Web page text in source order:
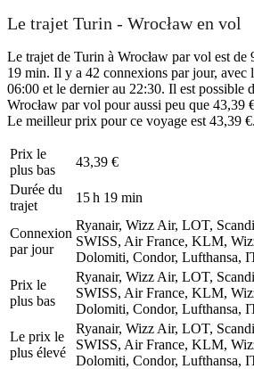
Le trajet Turin - Wrocław en vol
Le trajet de Turin à Wrocław par vol est de
19 min. Il y a 42 connexions par jour, avec
06:00 et le dernier au 22:30. Il est possible
Wrocław par vol pour aussi peu que 43,39
Le meilleur prix pour ce voyage est 43,39 €.
Prix ​​le
plus bas
43,39 €
Durée du
trajet
15 h 19 min
Connexion
par jour
Ryanair, Wizz Air, LOT,
SWISS, Air France, KLM,
Dolomiti, Condor, Lufthansa,
Prix ​​le
plus bas
Ryanair, Wizz Air, LOT,
SWISS, Air France, KLM,
Dolomiti, Condor, Lufthansa,
Le prix le
plus élevé
Ryanair, Wizz Air, LOT,
SWISS, Air France, KLM,
Dolomiti, Condor, Lufthansa,